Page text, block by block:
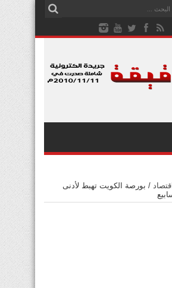
اقتصاد / بورصة الكويت تهبط لأدنى